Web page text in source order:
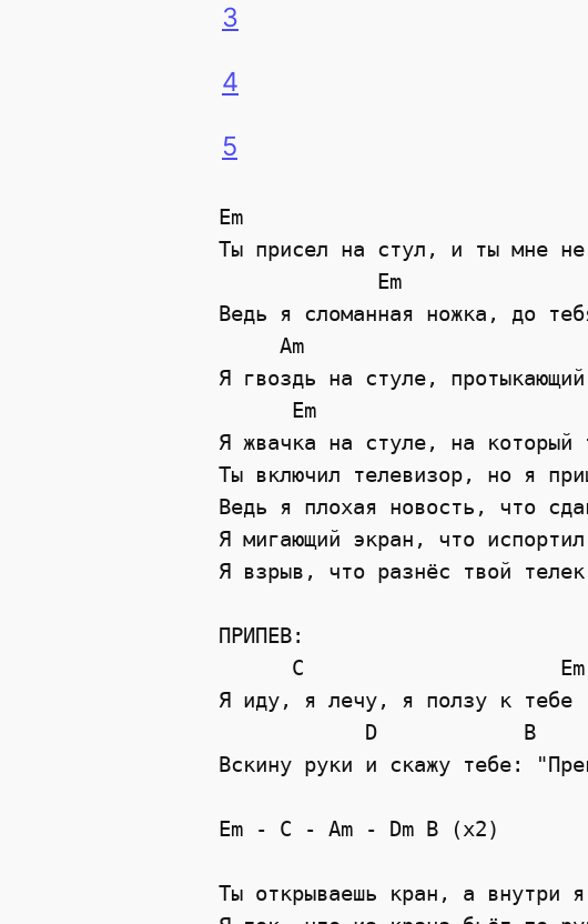
3
4
5
Em
Ты присел на стул, и ты мне
             Em
Ведь я сломанная ножка, до
     Am
Я гвоздь на стуле,
      Em
Я жвачка на стуле, на который
Ты включил телевизор, но я
Ведь я плохая новость, что
Я мигающий экран, что
Я взрыв, что разнёс твой
ПРИПЕВ:
      C                     Em
Я иду, я лечу, я ползу к тебе
D            B
Вскину руки и скажу тебе:
Em - C - Am - Dm B (x2)
Ты открываешь кран, а внутри